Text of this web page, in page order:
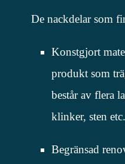
De nackdelar som
Konstgjort
produkt som
består av flera
klinker, sten
Begränsad